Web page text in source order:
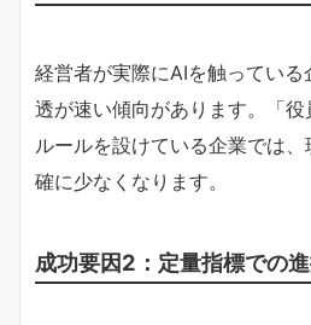
経営者が実際にAIを触ってい
透が速い傾向があります。「役
ルールを設けている企業では
確に少なくなります。
成功要因2：定量指標での